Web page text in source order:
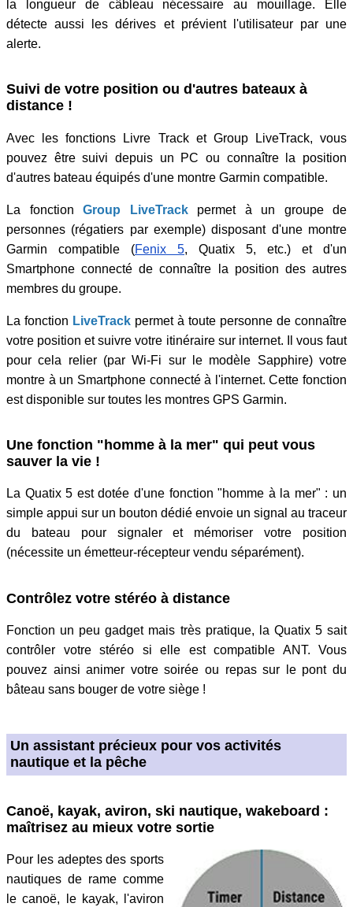
la longueur de câbleau nécessaire au mouillage. Elle
détecte aussi les dérives et prévient l'utilisateur par une
alerte.
Suivi de votre position ou d'autres bateaux à
distance !
Avec les fonctions Livre Track et Group LiveTrack, vous
pouvez être suivi depuis un PC ou connaître la position
d'autres bateau équipés d'une montre Garmin compatible.
La fonction Group LiveTrackpermet à un groupe de
personnes (régatiers par exemple) disposant d'une montre
Garmin compatible (Fenix 5, Quatix 5, etc.) et d'un
Smartphone connecté de connaître la position des autres
membres du groupe.
La fonction LiveTrack permet à toute personne de connaître
votre position et suivre votre itinéraire sur internet. Il vous faut
pour cela relier (par Wi-Fi sur le modèle Sapphire) votre
montre à un Smartphone connecté à l'internet. Cette fonction
est disponible sur toutes les montres GPS Garmin.
Une fonction "homme à la mer" qui peut vous
sauver la vie !
La Quatix 5 est dotée d'une fonction "homme à la mer" : un
simple appui sur un bouton dédié envoie un signal au traceur
du bateau pour signaler et mémoriser votre position
(nécessite un émetteur-récepteur vendu séparément).
Contrôlez votre stéréo à distance
Fonction un peu gadget mais très pratique, la Quatix 5 sait
contrôler votre stéréo si elle est compatible ANT. Vous
pouvez ainsi animer votre soirée ou repas sur le pont du
bâteau sans bouger de votre siège !
Un assistant précieux pour vos activités
nautique et la pêche
Canoë, kayak, aviron, ski nautique, wakeboard :
maîtrisez au mieux votre sortie
Pour les adeptes des sports
nautiques de rame comme
le canoë, le kayak, l'aviron